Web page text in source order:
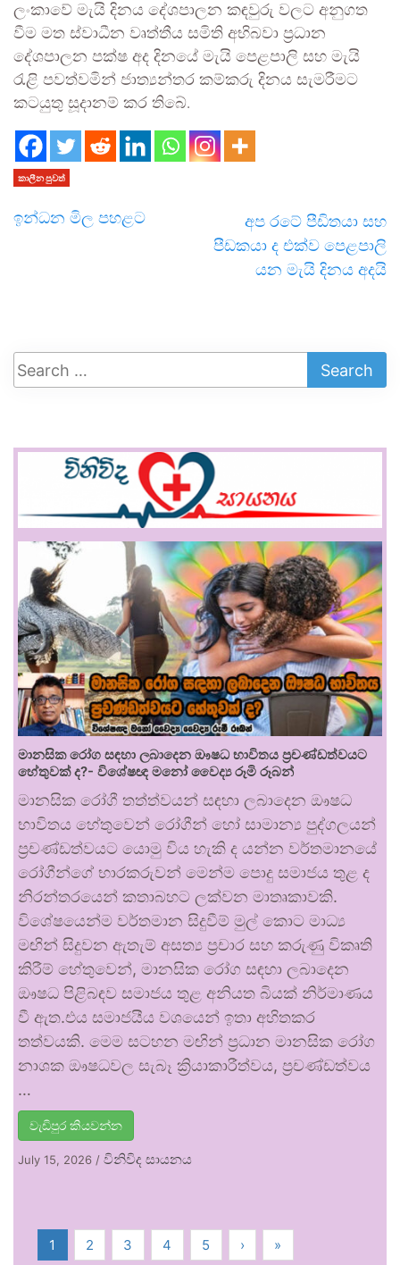
ලංකාවේ මැයි දිනය දේශපාලන කඳවුරු වලට අනුගත
වීම මත ස්වාධීන වෘත්තීය සමිති අභිබවා ප්‍රධාන
දේශපාලන පක්ෂ අද දිනයේ මැයි පෙළපාලි සහ මැයි
රැළි පවත්වමින් ජාත්‍යන්තර කම්කරු දිනය සැමරීමට
කටයුතු සූදානම් කර තිබේ.
කාලීන පුවත්
ඉන්ධන මිල පහළට
අප රටේ පීඩිතයා සහ
පීඩකයා ද එක්ව පෙළපාලි
යන මැයි දිනය අදයි
මානසික රෝග සඳහා ලබාදෙන ඖෂධ භාවිතය ප්‍රචණ්ඩත්වයට
හේතුවක් ද?- විශේෂඥ මනෝ වෛද්‍ය රූමි රූබන්
මානසික රෝගී තත්ත්වයන් සඳහා ලබාදෙන ඖෂධ
භාවිතය හේතුවෙන් රෝගීන් හෝ සාමාන්‍ය පුද්ගලයන්
ප්‍රචණ්ඩත්වයට යොමු විය හැකි ද යන්න වර්තමානයේ
රෝගීන්ගේ භාරකරුවන් මෙන්ම පොදු සමාජය තුළ ද
නිරන්තරයෙන් කතාබහට ලක්වන මාතෘකාවකි.
විශේෂයෙන්ම වර්තමාන සිදුවීම් මුල් කොට මාධ්‍ය
මඟින් සිදුවන ඇතැම් අසත්‍ය ප්‍රචාර සහ කරුණු විකෘති
කිරීම් හේතුවෙන්, මානසික රෝග සඳහා ලබාදෙන
ඖෂධ පිළිබඳව සමාජය තුළ අනියත බියක් නිර්මාණය
වී ඇත.එය සමාජයීය වශයෙන් ඉතා අහිතකර
තත්වයකි. මෙම සටහන මඟින් ප්‍රධාන මානසික රෝග
නාශක ඖෂධවල සැබෑ ක්‍රියාකාරීත්වය, ප්‍රචණ්ඩත්වය
…
වැඩිපුර කියවන්න
July 15, 2026 / විනිවිද සායනය
1 2 3 4 5 › »